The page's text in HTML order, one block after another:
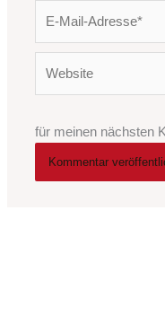
Adresse*
für meinen nächsten